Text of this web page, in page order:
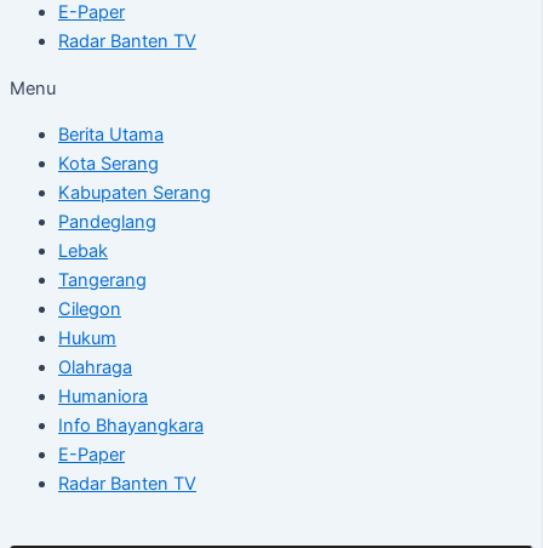
E-Paper
Radar Banten TV
Menu
Berita Utama
Kota Serang
Kabupaten Serang
Pandeglang
Lebak
Tangerang
Cilegon
Hukum
Olahraga
Humaniora
Info Bhayangkara
E-Paper
Radar Banten TV